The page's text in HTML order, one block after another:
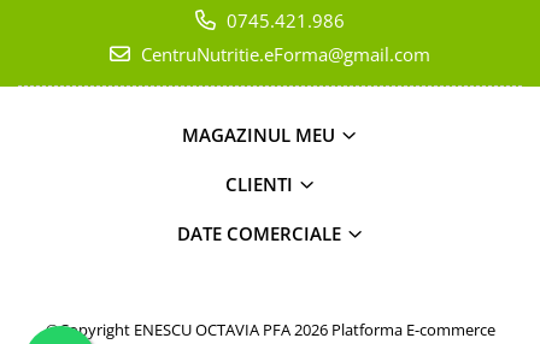
0745.421.986
CentruNutritie.eForma@gmail.com
MAGAZINUL MEU
CLIENTI
DATE COMERCIALE
©Copyright ENESCU OCTAVIA PFA 2026 Platforma E-commerce